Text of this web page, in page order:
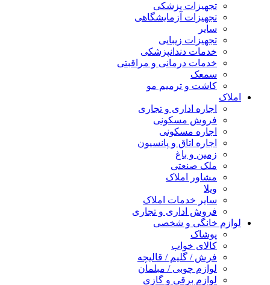
تجهیزات پزشکی
تجهیزات آزمایشگاهی
سایر
تجهیزات زیبایی
خدمات دندانپزشکی
خدمات درمانی و مراقبتی
سمعک
کاشت و ترمیم مو
املاک
اجاره اداری و تجاری
فروش مسکونی
اجاره مسکونی
اجاره اتاق و پانسیون
زمین و باغ
ملک صنعتی
مشاور املاک
ویلا
سایر خدمات املاک
فروش اداری و تجاری
لوازم خانگی و شخصی
پوشاک
کالای خواب
فرش / گلیم / قالیچه
لوازم چوبی / مبلمان
لوازم برقی و گازی